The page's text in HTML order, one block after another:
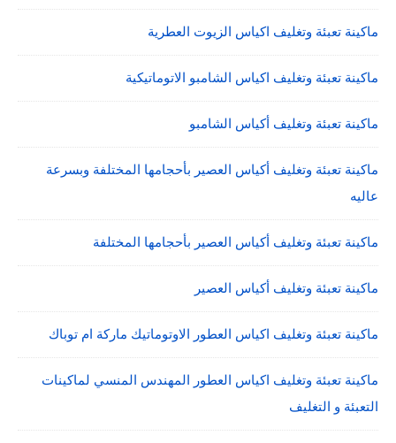
ماكينة تعبئة وتغليف اكياس الزيوت العطرية
ماكينة تعبئة وتغليف اكياس الشامبو الاتوماتيكية
ماكينة تعبئة وتغليف أكياس الشامبو
ماكينة تعبئة وتغليف أكياس العصير بأحجامها المختلفة وبسرعة
عاليه
ماكينة تعبئة وتغليف أكياس العصير بأحجامها المختلفة
ماكينة تعبئة وتغليف أكياس العصير
ماكينة تعبئة وتغليف اكياس العطور الاوتوماتيك ماركة ام توباك
ماكينة تعبئة وتغليف اكياس العطور المهندس المنسي لماكينات
التعبئة و التغليف